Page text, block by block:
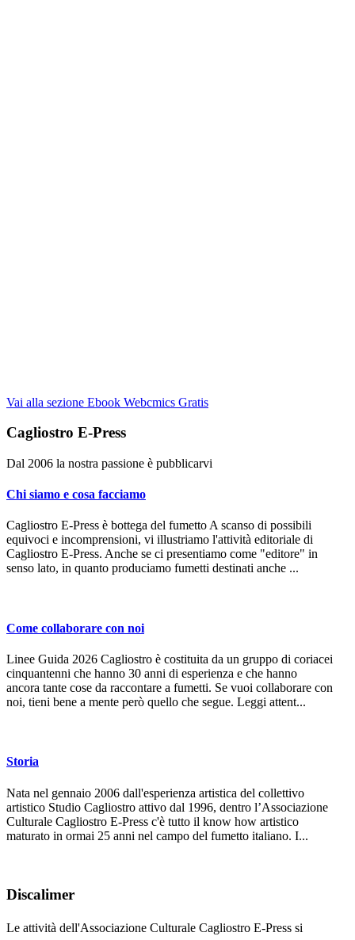
Vai alla sezione Ebook Webcmics Gratis
Cagliostro E-Press
Dal 2006 la nostra passione è pubblicarvi
Chi siamo e cosa facciamo
Cagliostro E-Press è bottega del fumetto A scanso di possibili
equivoci e incomprensioni, vi illustriamo l'attività editoriale di
Cagliostro E-Press. Anche se ci presentiamo come "editore" in
senso lato, in quanto produciamo fumetti destinati anche ...
Come collaborare con noi
Linee Guida 2026 Cagliostro è costituita da un gruppo di coriacei
cinquantenni che hanno 30 anni di esperienza e che hanno
ancora tante cose da raccontare a fumetti. Se vuoi collaborare con
noi, tieni bene a mente però quello che segue. Leggi attent...
Storia
Nata nel gennaio 2006 dall'esperienza artistica del collettivo
artistico Studio Cagliostro attivo dal 1996, dentro l’Associazione
Culturale Cagliostro E-Press c'è tutto il know how artistico
maturato in ormai 25 anni nel campo del fumetto italiano. I...
Discalimer
Le attività dell'Associazione Culturale Cagliostro E-Press si